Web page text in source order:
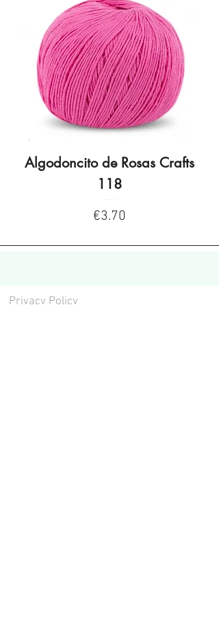
Algodoncito de Rosas Crafts
118
Price
€3.70
Privacy Policy